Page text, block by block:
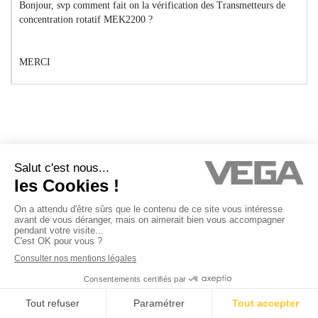
Bonjour, svp comment fait on la vérification des Transmetteurs de
concentration rotatif MEK2200 ?
MERCI